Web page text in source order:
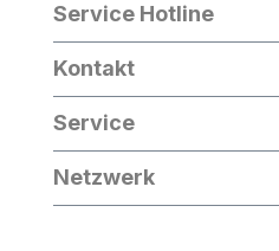
Service Hotline
Kontakt
Service
Netzwerk